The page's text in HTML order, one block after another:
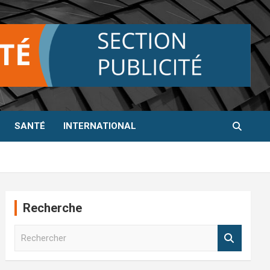
SANTÉ INTERNATIONAL
Recherche